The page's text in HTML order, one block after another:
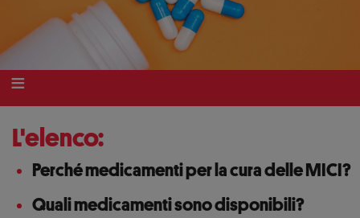
L'elenco:
Perché medicamenti per la cura delle MICI?
Quali medicamenti sono disponibili?